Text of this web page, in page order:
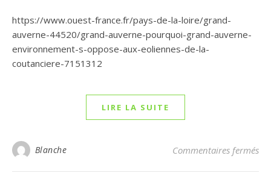
https://www.ouest-france.fr/pays-de-la-loire/grand-
auverne-44520/grand-auverne-pourquoi-grand-auverne-
environnement-s-oppose-aux-eoliennes-de-la-
coutanciere-7151312
LIRE LA SUITE
Blanche Commentaires fermés